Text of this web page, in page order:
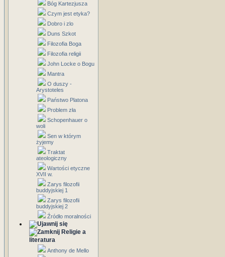
Bóg Kartezjusza
Czym jest etyka?
Dobro i zlo
Duns Szkot
Filozofia Boga
Filozofia religii
John Locke o Bogu
Mantra
O duszy -
Arystoteles
Państwo Platona
Problem zła
Schopenhauer o
woli
Sen w którym
żyjemy
Traktat
ateologiczny
Wartości etyczne
XVII w.
Zarys filozofii
buddyjskiej 1
Zarys filozofii
buddyjskiej 2
Źródło moralności
Religie a
literatura
Anthony de Mello